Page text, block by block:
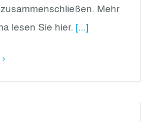
Mehr
lesen Sie hier. [...]